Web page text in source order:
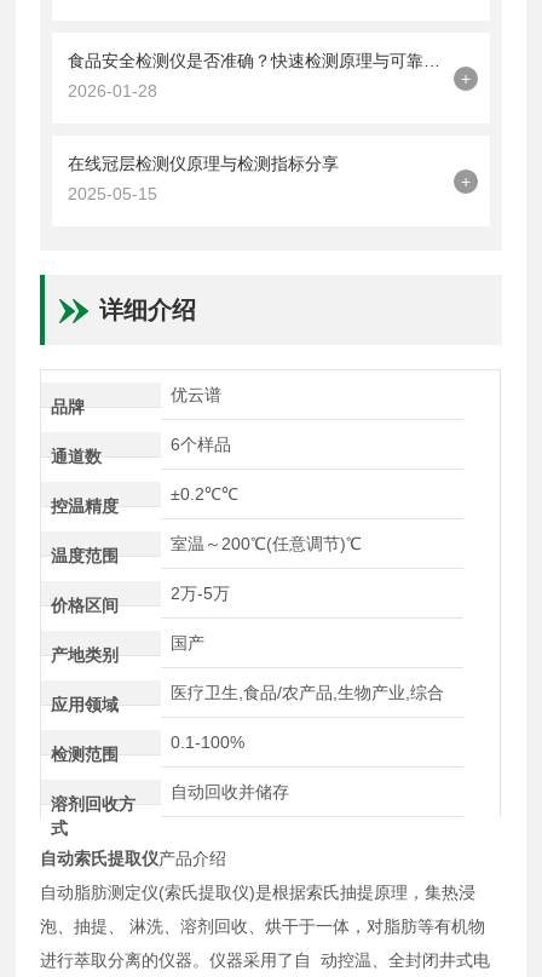
食品安全检测仪是否准确？快速检测原理与可靠性解析
2026-01-28
+
在线冠层检测仪原理与检测指标分享
2025-05-15
+
详细介绍
品牌
优云谱
通道数
6个样品
控温精度
±0.2℃℃
温度范围
室温～200℃(任意调节)℃
价格区间
2万-5万
产地类别
国产
应用领域
医疗卫生,食品/农产品,生物产业,综合
检测范围
0.1-100%
溶剂回收方
式
自动回收并储存
自动索氏提取仪产品介绍
自动脂肪测定仪(索氏提取仪)是根据索氏抽提原理，集热浸
泡、抽提、 淋洗、溶剂回收、烘干于一体，对脂肪等有机物
进行萃取分离的仪器。仪器采用了自 动控温、全封闭井式电